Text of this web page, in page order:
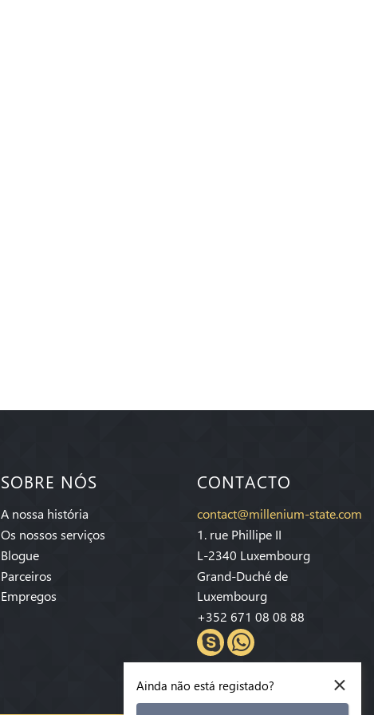
SOBRE NÓS
A nossa história
Os nossos serviços
Blogue
Parceiros
Empregos
CONTACTO
contact@millenium-state.com
1. rue Phillipe II
L-2340 Luxembourg
Grand-Duché de
Luxembourg
+352 671 08 08 88
×
Ainda não está registado?